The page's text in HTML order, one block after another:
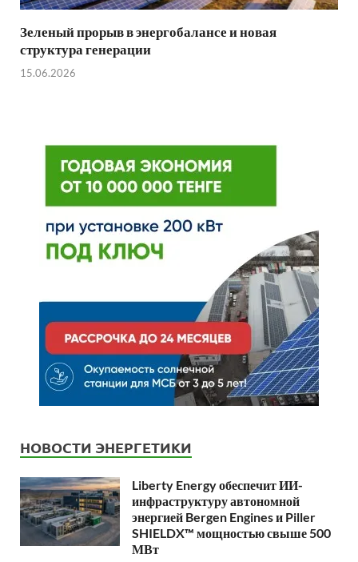
Зеленый прорыв в энергобалансе и новая
структура генерации
15.06.2026
НОВОСТИ ЭНЕРГЕТИКИ
Liberty Energy обеспечит ИИ-
инфраструктуру автономной
энергией Bergen Engines и Piller
SHIELDX™ мощностью свыше 500
МВт